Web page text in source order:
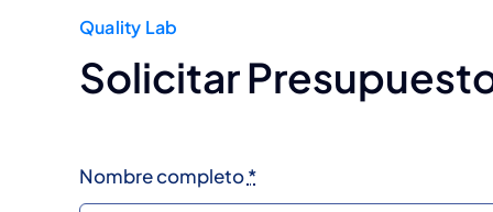
Quality Lab
Solicitar
Nombre completo*